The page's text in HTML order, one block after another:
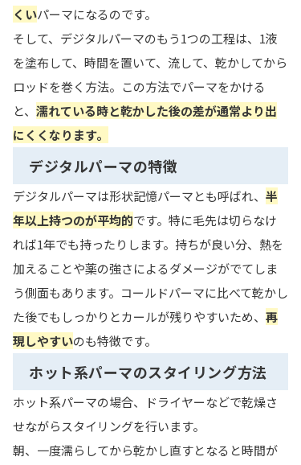
くいパーマになるのです。
そして、デジタルパーマのもう1つの工程は、1液
を塗布して、時間を置いて、流して、乾かしてから
ロッドを巻く方法。この方法でパーマをかける
と、 濡れている時と乾かした後の差が通常より出
にくくなります。
デジタルパーマの特徴
デジタルパーマは形状記憶パーマとも呼ばれ、 半
年以上持つのが平均的です。特に毛先は切らなけ
れば1年でも持ったりします。持ちが良い分、熱を
加えることや薬の強さによるダメージがでてしま
う側面もあります。コールドパーマに比べて乾かし
た後でもしっかりとカールが残りやすいため、 再
現しやすいのも特徴です。
ホット系パーマのスタイリング方法
ホット系パーマの場合、ドライヤーなどで乾燥さ
せながらスタイリングを行います。
朝、一度濡らしてから乾かし直すとなると時間が